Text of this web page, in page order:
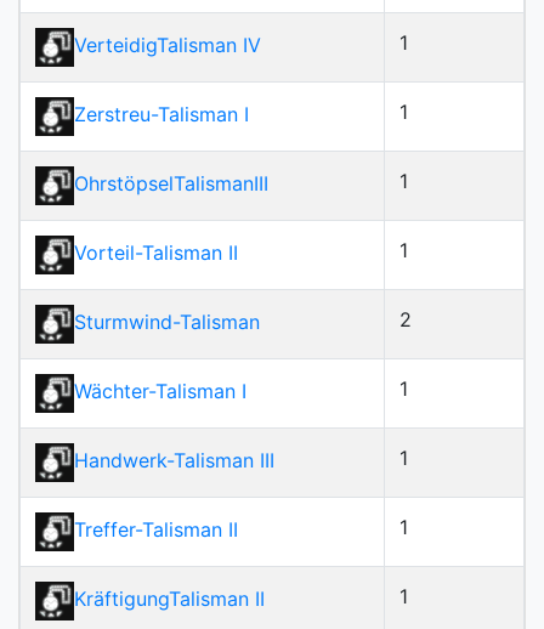
VerteidigTalisman IV 1
Zerstreu-Talisman I 1
OhrstöpselTalismanIII 1
Vorteil-Talisman II 1
Sturmwind-Talisman 2
Wächter-Talisman I 1
Handwerk-Talisman III 1
Treffer-Talisman II 1
KräftigungTalisman II 1